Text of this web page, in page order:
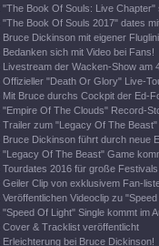
"The Book Of Souls: Live Chapter"
"The Book Of Souls 2017" dates
Bruce Dickinson mit eigener
Bedanken sich mit Video bei Fans!
Livestream der Wacken-Show am
Offizieller "Death Or Glory" Live-
Mit Bruce durchs Cockpit der Ed-
"Empire Of The Clouds" Record-
Trailer zum "Legacy Of The Beast"
Bruce Dickinson führt durch neue
"Legacy Of The Beast" Game
Tourdates 2016 für große
Geiler Clip von exklusivem Fan-
Veröffentlichen Videoclip zu
"Speed Of Light" Single kommt im
Cover & Tracklist veröffentlicht
Erleichterung bei Bruce Dickinson!